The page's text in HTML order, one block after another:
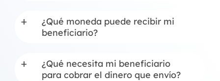
a
¿Qué moneda puede recibir mi
beneficiario?
a
¿Qué necesita mi beneficiario
para cobrar el dinero que envío?